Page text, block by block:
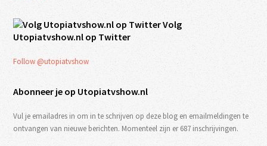
Volg
Utopiatvshow.nl op Twitter
Follow @utopiatvshow
Abonneer je op Utopiatvshow.nl
Vul je emailadres in om in te schrijven op deze blog en emailmeldingen te
ontvangen van nieuwe berichten. Momenteel zijn er 687 inschrijvingen.